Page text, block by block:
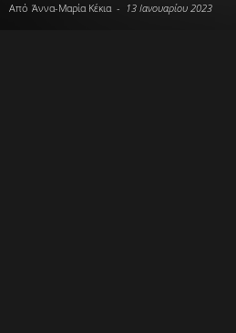
Από Άννα-Μαρία Κέκια - 13 Ιανουαρίου 2023